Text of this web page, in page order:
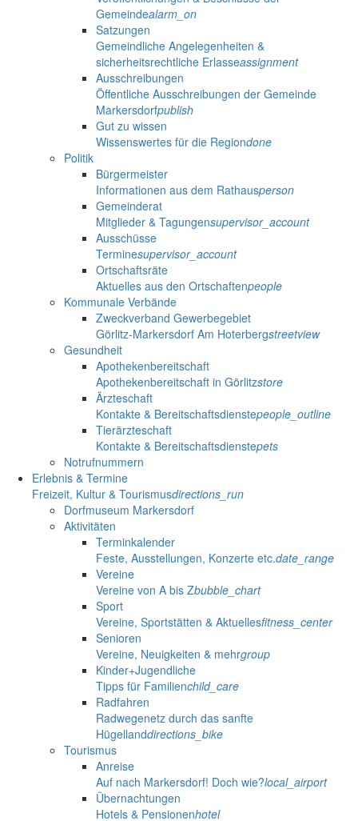
Gemeindealarm_on
Satzungen
Gemeindliche Angelegenheiten &
sicherheitsrechtliche Erlasseassignment
Ausschreibungen
Öffentliche Ausschreibungen der Gemeinde
Markersdorfpublish
Gut zu wissen
Wissenswertes für die Regiondone
Politik
Bürgermeister
Informationen aus dem Rathausperson
Gemeinderat
Mitglieder & Tagungensupervisor_account
Ausschüsse
Terminesupervisor_account
Ortschaftsräte
Aktuelles aus den Ortschaftenpeople
Kommunale Verbände
Zweckverband Gewerbegebiet
Görlitz-Markersdorf Am Hoterbergstreetview
Gesundheit
Apothekenbereitschaft
Apothekenbereitschaft in Görlitzstore
Ärzteschaft
Kontakte & Bereitschaftsdienstepeople_outline
Tierärzteschaft
Kontakte & Bereitschaftsdienstepets
Notrufnummern
Erlebnis & Termine
Freizeit, Kultur & Tourismusdirections_run
Dorfmuseum Markersdorf
Aktivitäten
Terminkalender
Feste, Ausstellungen, Konzerte etc.date_range
Vereine
Vereine von A bis Zbubble_chart
Sport
Vereine, Sportstätten & Aktuellesfitness_center
Senioren
Vereine, Neuigkeiten & mehrgroup
Kinder+Jugendliche
Tipps für Familienchild_care
Radfahren
Radwegenetz durch das sanfte
Hügellanddirections_bike
Tourismus
Anreise
Auf nach Markersdorf! Doch wie?local_airport
Übernachtungen
Hotels & Pensionenhotel